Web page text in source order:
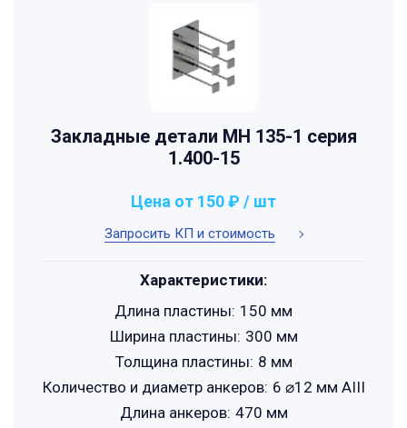
Закладные детали МН 135-1 серия
1.400-15
Запросить КП и стоимость
Цена от 150 ₽ / шт
Характеристики:
Длина пластины: 150 мм
Ширина пластины: 300 мм
Толщина пластины: 8 мм
Количество и диаметр анкеров: 6 ⌀12 мм АIII
Длина анкеров: 470 мм